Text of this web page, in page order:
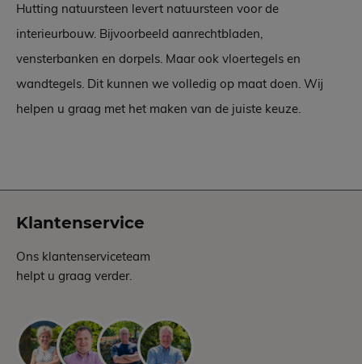
Hutting natuursteen levert natuursteen voor de
interieurbouw. Bijvoorbeeld aanrechtbladen,
vensterbanken en dorpels. Maar ook vloertegels en
wandtegels. Dit kunnen we volledig op maat doen. Wij
helpen u graag met het maken van de juiste keuze.
Klantenservice
Ons klantenserviceteam
helpt u graag verder.